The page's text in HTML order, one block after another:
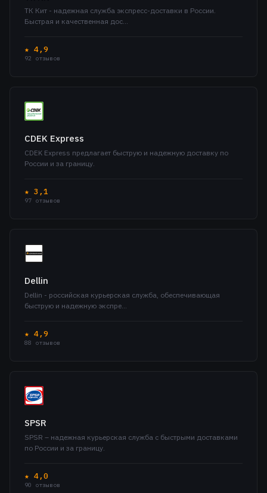
ТК Кит - надежная служба экспресс-доставки в России.
Быстрая и качественная дос…
★ 4,9
92 отзывов
CDEK Express
CDEK Express предлагает быструю и надежную доставку по
России и за границу.
★ 3,1
97 отзывов
Dellin
Dellin - российская курьерская служба, обеспечивающая
быструю и надежную экспре…
★ 4,9
88 отзывов
SPSR
SPSR – надежная курьерская служба с быстрыми доставками
по России и за границу.
★ 4,0
90 отзывов